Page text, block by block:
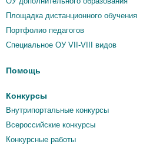
Площадка дистанционного обучения
Портфолио педагогов
Специальное ОУ VII-VIII видов
Помощь
Конкурсы
Внутрипортальные конкурсы
Всероссийские конкурсы
Конкурсные работы